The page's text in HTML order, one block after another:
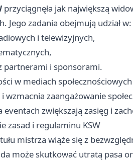
przyciągnęła jak największą
Jego zadania obejmują udział w:
i telewizyjnych,
partnerami i sponsorami.
w mediach
wzmacnia zaangażowanie
eventach zwiększają zasięg i
zasad i regulaminu KSW
mistrza wiąże się z
może skutkować utratą pasa